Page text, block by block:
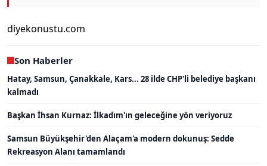
diyekonustu.com
Son Haberler
Hatay, Samsun, Çanakkale, Kars... 28 ilde CHP'li belediye başkanı
kalmadı
Başkan İhsan Kurnaz: İlkadım'ın geleceğine yön veriyoruz
Samsun Büyükşehir'den Alaçam'a modern dokunuş: Sedde
Rekreasyon Alanı tamamlandı